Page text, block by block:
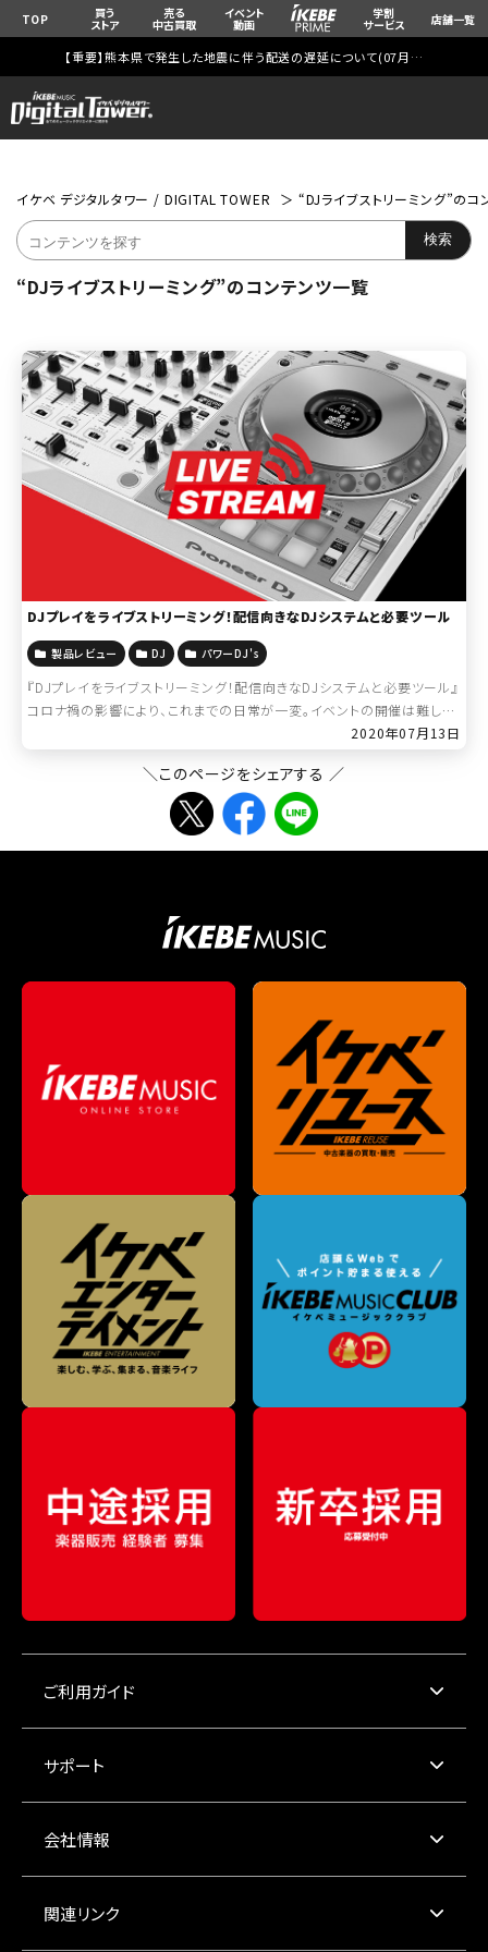
TOP 買う
ストア
売る
中古買取
イベント
動画
学割
サービス 店舗一覧
【重要】熊本県で発生した地震に伴う配送の遅延について(07月29日
イケベ デジタルタワー / DIGITAL TOWER “DJライブストリーミング”のコ
“DJライブストリーミング”のコンテンツ一覧
DJプレイをライブストリーミング！配信向きなDJシステムと必要ツール
製品レビュー DJ パワーDJ's
『DJプレイをライブストリーミング！配信向きなDJシステムと必要ツール』
コロナ禍の影響により、これまでの日常が一変。イベントの開催は難しく、
大規模なパーティやフェスも、いつ再開されるのか、全くわからない状況
です。世界規 […]
2020年07月13日
＼このページをシェアする ／
ご利用ガイド
サポート
会社情報
関連リンク